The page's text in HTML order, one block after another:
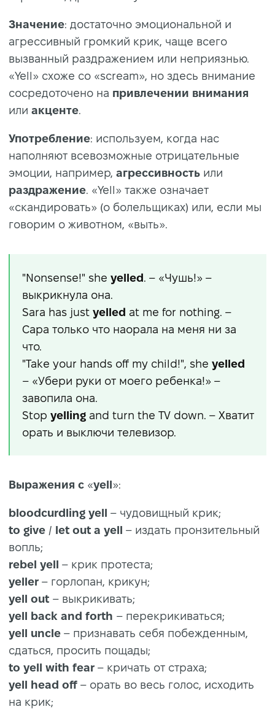
Значение: достаточно эмоциональной и
агрессивный громкий крик, чаще всего
вызванный раздражением или неприязнью.
«Yell» схоже со «scream», но здесь внимание
сосредоточено на привлечении внимания
или акценте.
Употребление: используем, когда нас
наполняют всевозможные отрицательные
эмоции, например, агрессивность или
раздражение. «Yell» также означает
«скандировать» (о болельщиках) или, если мы
говорим о животном, «выть».
"Nonsense!" she yelled. – «Чушь!» –
выкрикнула она.
Sara has just yelled at me for nothing. –
Сара только что наорала на меня ни за
что.
"Take your hands off my child!", she yelled
– «Убери руки от моего ребенка!» –
завопила она.
Stop yelling and turn the TV down. – Хватит
орать и выключи телевизор.
Выражения с «yell»:
bloodcurdling yell – чудовищный крик;
to give / let out a yell – издать пронзительный
вопль;
rebel yell – крик протеста;
yeller – горлопан, крикун;
yell out – выкрикивать;
yell back and forth – перекрикиваться;
yell uncle – признавать себя побежденным,
сдаться, просить пощады;
to yell with fear – кричать от страха;
yell head off – орать во весь голос, исходить
на крик;